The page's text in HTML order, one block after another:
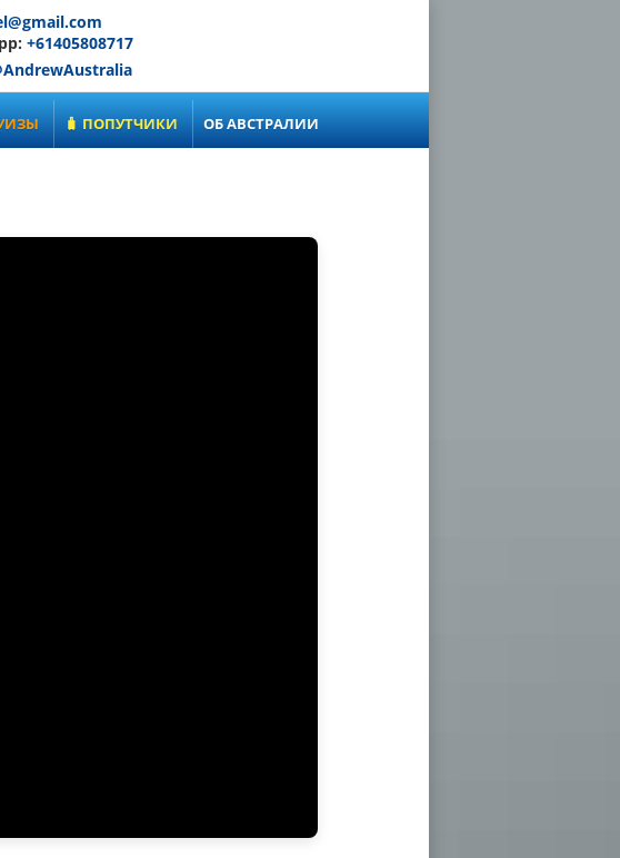
+61405808717
🧳 ПОПУТЧИКИ ОБ АВСТРАЛИИ